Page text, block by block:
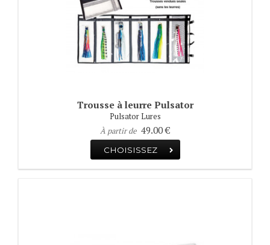
Trousse à leurre Pulsator
Pulsator Lures
À partir de 49.00 €
CHOISISSEZ